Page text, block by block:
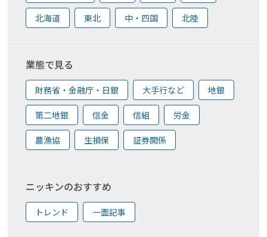
北海道 東北 中・四国 北陸
業態で見る
財務省・金融庁・日銀 大手行など 地銀
第二地銀 信金 信組 労金
農漁協 生損保 証券関係
ニッキンのおすすめ
トレンド 一面記事